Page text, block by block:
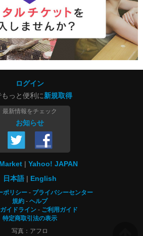
ログイン
もっと便利に新規取得
最新情報をチェック
お知らせ
Yahoo! JAPAN
日本語
English
ポリシー
プライバシーセンター
規約
ヘルプ
イドライン
ご利用ガイド
特定商取引法の表示
写真：アフロ